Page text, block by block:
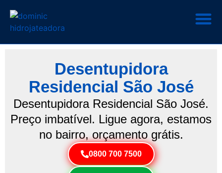
Desentupidora
Residencial São José
Desentupidora Residencial São José.
Preço imbatível. Ligue agora, estamos
no bairro, orçamento grátis.
0800 700 7500